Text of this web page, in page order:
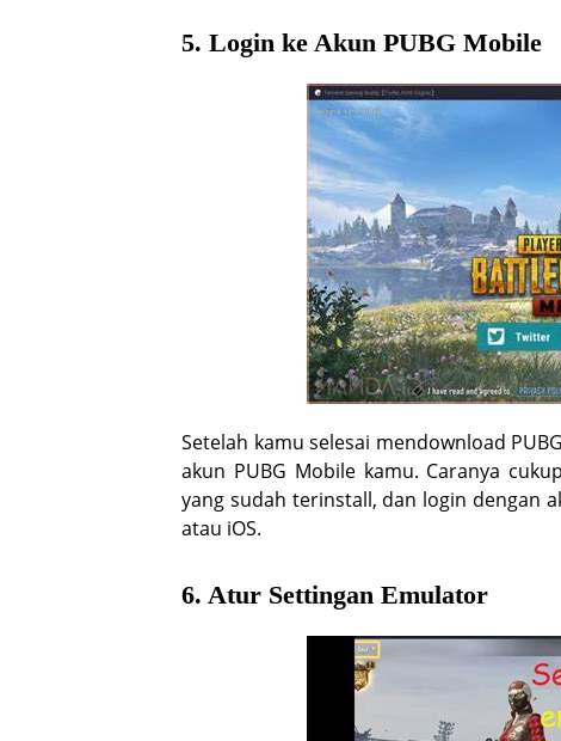
5. Login ke Akun PUBG Mobile
Setelah kamu selesai mendownload
akun PUBG Mobile kamu. Caranya
yang sudah terinstall, dan login dengan
atau iOS.
6. Atur Settingan Emulator